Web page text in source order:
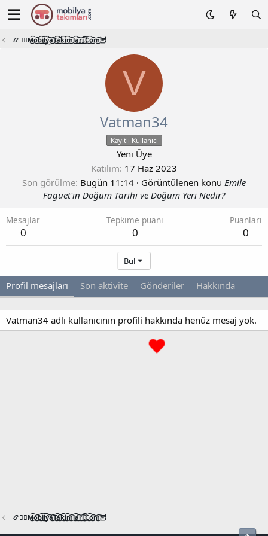
📿🧙‍♂️M͜͡o͜͡b͜͡i͜͡l͜͡y͜͡a͜͡T͜͡a͜͡k͜͡i͜͡m͜͡l͜͡a͜͡r͜͡i͜͡.͜͡C͜͡o͜͡m͜͡🦉
V
Vatman34
Kayıtlı Kullanıcı
Yeni Üye
Katılım 17 Haz 2023
Son görülme Bugün 11:14 · Görüntülenen konu Emile
Faguet'ın Doğum Tarihi ve Doğum Yeri Nedir?
Mesajlar
0
Tepkime puanı
0
Puanları
0
Bul
Profil mesajları Son aktivite Gönderiler Hakkında
Vatman34 adlı kullanıcının profili hakkında henüz mesaj yok.
📿🧙‍♂️M͜͡o͜͡b͜͡i͜͡l͜͡y͜͡a͜͡T͜͡a͜͡k͜͡i͜͡m͜͡l͜͡a͜͡r͜͡i͜͡.͜͡C͜͡o͜͡m͜͡🦉